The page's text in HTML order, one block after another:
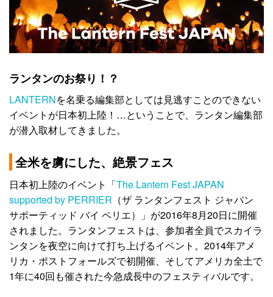
ランタンのお祭り！？
LANTERNを名乗る編集部としては見逃すことのできない
イベントが日本初上陸！…ということで、ランタン編集部
が潜入取材してきました。
全米を虜にした、絶景フェス
日本初上陸のイベント「The Lantern Fest JAPAN
supported by PERRIER （ザ ランタンフェスト ジャパン
サポーティッド バイ ペリエ）」が2016年8月20日に開催
されました。ランタンフェストは、参加者全員でスカイラ
ンタンを夜空に向けて打ち上げるイベント。2014年アメ
リカ・ポストフォールズで初開催、そしてアメリカ全土で
1年に40回も催された今急成長中のフェスティバルです。